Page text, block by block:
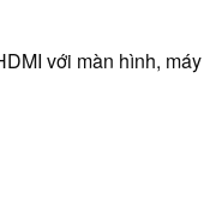
với màn hình, máy